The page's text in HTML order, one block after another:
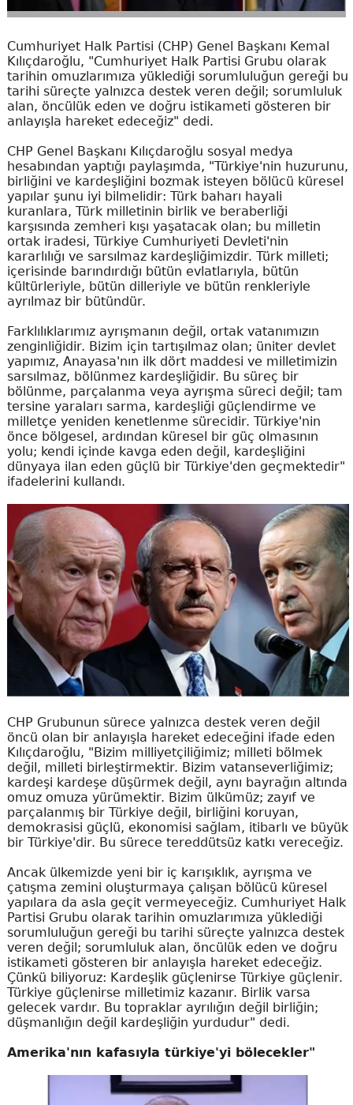
Cumhuriyet Halk Partisi (CHP) Genel Başkanı Kemal
Kılıçdaroğlu, "Cumhuriyet Halk Partisi Grubu olarak
tarihin omuzlarımıza yüklediği sorumluluğun gereği bu
tarihi süreçte yalnızca destek veren değil; sorumluluk
alan, öncülük eden ve doğru istikameti gösteren bir
anlayışla hareket edeceğiz" dedi.
CHP Genel Başkanı Kılıçdaroğlu sosyal medya
hesabından yaptığı paylaşımda, "Türkiye'nin huzurunu,
birliğini ve kardeşliğini bozmak isteyen bölücü küresel
yapılar şunu iyi bilmelidir: Türk baharı hayali
kuranlara, Türk milletinin birlik ve beraberliği
karşısında zemheri kışı yaşatacak olan; bu milletin
ortak iradesi, Türkiye Cumhuriyeti Devleti'nin
kararlılığı ve sarsılmaz kardeşliğimizdir. Türk milleti;
içerisinde barındırdığı bütün evlatlarıyla, bütün
kültürleriyle, bütün dilleriyle ve bütün renkleriyle
ayrılmaz bir bütündür.
Farklılıklarımız ayrışmanın değil, ortak vatanımızın
zenginliğidir. Bizim için tartışılmaz olan; üniter devlet
yapımız, Anayasa'nın ilk dört maddesi ve milletimizin
sarsılmaz, bölünmez kardeşliğidir. Bu süreç bir
bölünme, parçalanma veya ayrışma süreci değil; tam
tersine yaraları sarma, kardeşliği güçlendirme ve
milletçe yeniden kenetlenme sürecidir. Türkiye'nin
önce bölgesel, ardından küresel bir güç olmasının
yolu; kendi içinde kavga eden değil, kardeşliğini
dünyaya ilan eden güçlü bir Türkiye'den geçmektedir"
ifadelerini kullandı.
CHP Grubunun sürece yalnızca destek veren değil
öncü olan bir anlayışla hareket edeceğini ifade eden
Kılıçdaroğlu, "Bizim milliyetçiliğimiz; milleti bölmek
değil, milleti birleştirmektir. Bizim vatanseverliğimiz;
kardeşi kardeşe düşürmek değil, aynı bayrağın altında
omuz omuza yürümektir. Bizim ülkümüz; zayıf ve
parçalanmış bir Türkiye değil, birliğini koruyan,
demokrasisi güçlü, ekonomisi sağlam, itibarlı ve büyük
bir Türkiye'dir. Bu sürece tereddütsüz katkı vereceğiz.
Ancak ülkemizde yeni bir iç karışıklık, ayrışma ve
çatışma zemini oluşturmaya çalışan bölücü küresel
yapılara da asla geçit vermeyeceğiz. Cumhuriyet Halk
Partisi Grubu olarak tarihin omuzlarımıza yüklediği
sorumluluğun gereği bu tarihi süreçte yalnızca destek
veren değil; sorumluluk alan, öncülük eden ve doğru
istikameti gösteren bir anlayışla hareket edeceğiz.
Çünkü biliyoruz: Kardeşlik güçlenirse Türkiye güçlenir.
Türkiye güçlenirse milletimiz kazanır. Birlik varsa
gelecek vardır. Bu topraklar ayrılığın değil birliğin;
düşmanlığın değil kardeşliğin yurdudur" dedi.
Amerika'nın kafasıyla türkiye'yi bölecekler"